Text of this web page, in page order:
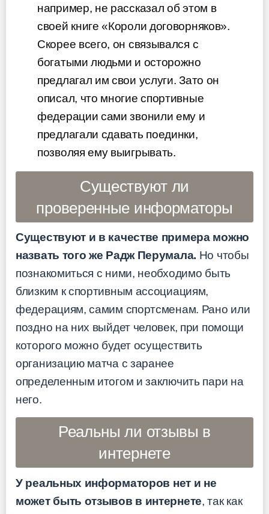
например, не рассказал об этом в
своей книге «Короли договорняков».
Скорее всего, он связывался с
богатыми людьми и осторожно
предлагал им свои услуги. Зато он
описал, что многие спортивные
федерации сами звонили ему и
предлагали сдавать поединки,
позволяя ему выигрывать.
Существуют ли
проверенные информаторы
Существуют и в качестве примера можно
назвать того же Радж Перумала. Но чтобы
познакомиться с ними, необходимо быть
близким к спортивным ассоциациям,
федерациям, самим спортсменам. Рано или
поздно на них выйдет человек, при помощи
которого можно будет осуществить
организацию матча с заранее
определенным итогом и заключить пари на
него.
Реальны ли отзывы в
интернете
У реальных информаторов нет и не
может быть отзывов в интернете, так как